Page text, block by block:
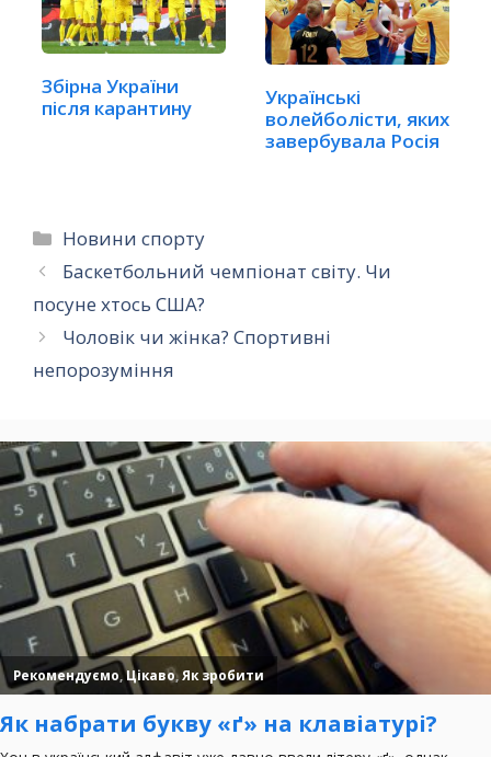
Збірна України
після карантину
Українські
волейболісти, яких
завербувала Росія
Категорії
Новини спорту
Баскетбольний чемпіонат світу. Чи
посуне хтось США?
Чоловік чи жінка? Спортивні
непорозуміння